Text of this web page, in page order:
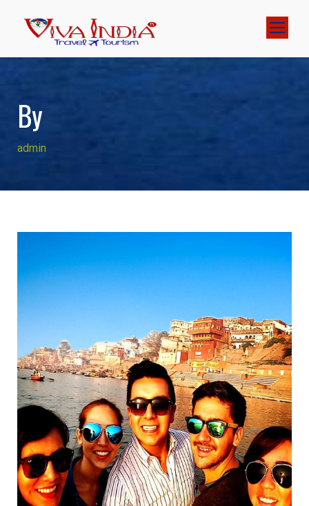
By
admin